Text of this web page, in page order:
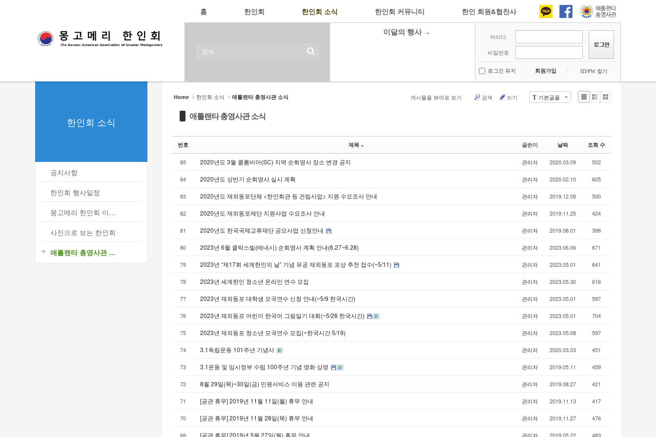
홈 한인회 한인회 소식 한인회 커뮤니티 한인 회원&협찬사
아이디
비밀번호
로그인 유지 회원가입 ID/PW 찾기
이달의 행사 →
한인회 소식
공지사항
한인회 행사일정
몽고메리 한인회 이모저모
사진으로 보는 한인회
애틀랜타 총영사관 소식
Home 한인회 소식 애틀랜타 총영사관 소식 T 기본글꼴
게시물을 뷰어로 보기 검색 쓰기
애틀랜타 총영사관 소식
Li
Zi
G
y
번호 제목 글쓴이 날짜 조회 수
85 2020년도 3월 콜롬비아(SC) 지역 순회영사 장소 변경 공지 관리자 2020.03.09 502
84 2020년도 상반기 순회영사 실시 계획 관리자 2020.02.10 605
83 2020년도 재외동포단체 <한인회관 등 건립사업> 지원 수요조사 안내 관리자 2019.12.09 500
82 2020년도 재외동포재단 지원사업 수요조사 안내 관리자 2019.11.25 424
81 2020년도 한국국제교류재단 공모사업 신청안내 관리자 2019.08.01 398
80 2023년 6월 클락스빌(테네시) 순회영사 계획 안내(6.27~6.28) 관리자 2023.06.06 671
79 2023년 “제17회 세계한인의 날” 기념 유공 재외동포 포상 추천 접수(~5/11) 관리자 2023.05.01 641
78 2023년 세계한인 청소년 온라인 연수 모집 관리자 2023.05.30 616
77 2023년 재외동포 대학생 모국연수 신청 안내(~5/9 한국시간) 관리자 2023.05.01 597
76 2023년 재외동포 어린이 한국어 그림일기 대회(~5/26 한국시간) 관리자 2023.05.01 704
75 2023년 재외동포 청소년 모국연수 모집(~한국시간 5/19) 관리자 2023.05.08 597
74 3.1독립운동 101주년 기념사 관리자 2020.03.03 451
73 3.1운동 및 임시정부 수립 100주년 기념 영화 상영 관리자 2019.05.11 459
72 8월 29일(목)~30일(금) 민원서비스 이용 관련 공지 관리자 2019.08.27 421
71 [공관 휴무] 2019년 11월 11일(월) 휴무 안내 관리자 2019.11.13 417
70 [공관 휴무] 2019년 11월 28일(목) 휴무 안내 관리자 2019.11.27 476
69 [공관 휴무] 2019년 5월 27일(월) 휴무 안내 관리자 2019.05.22 483
- 애틀랜타 총영사관 소식
한인회 커뮤니티
한인 회원&협찬사
Sketchbook5, 스케치북5
Sketchbook5, 스케치북5